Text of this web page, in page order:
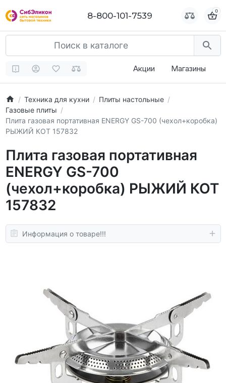
8-800-101-7539 0
Акции Магазины
Техника для кухни
Плиты настольные
Газовые плиты
Плита газовая портативная ENERGY GS-700 (чехол+коробка)
РЫЖИЙ КОТ 157832
Плита газовая портативная
ENERGY GS-700
(чехол+коробка) РЫЖИЙ КОТ
157832
Информация о товаре!!!
8-800-101-7539 0